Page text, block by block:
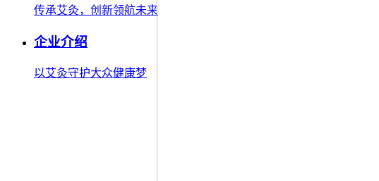
传承艾灸，创新领航未来
企业介绍
以艾灸守护大众健康梦